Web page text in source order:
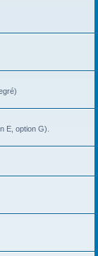
E, option G).